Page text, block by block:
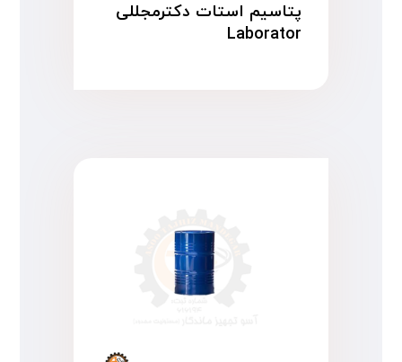
پتاسیم استات دکترمجللی
Laborator